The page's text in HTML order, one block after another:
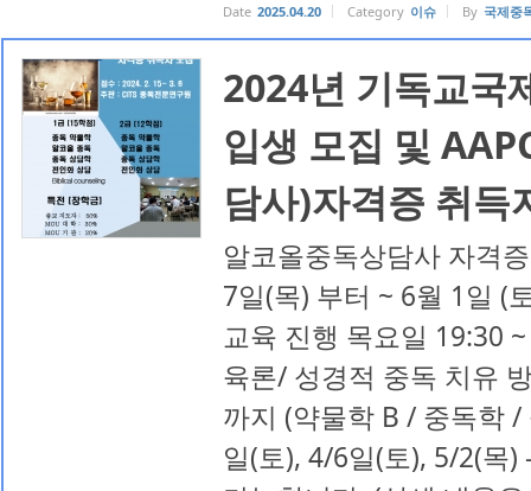
Date 2025.04.20 Category 이슈 By 국제중
2024년 기독교국
입생 모집 및
담사)자격증 취득
알코올중독상담사 자격
7일(목) 부터 ~ 6월 1일 (
교육 진행 목요일 19:30
육론/ 성경적 중독 치유
까지 (약물학 B / 중독학 /
일(토), 4/6일(토), 5/2(목